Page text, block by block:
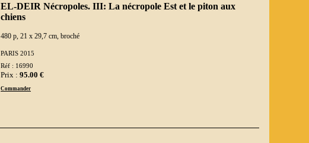
EL-DEIR Nécropoles. III: La nécropole Est et le piton aux
chiens
480 p, 21 x 29,7 cm, broché
PARIS 2015
Réf : 16990
Prix : 95.00 €
Commander